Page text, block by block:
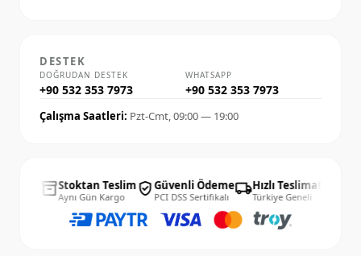
DESTEK
DOĞRUDAN DESTEK
+90 532 353 7973
WHATSAPP
+90 532 353 7973
Çalışma Saatleri: Pzt-Cmt, 09:00 — 19:00
inventory_2Stoktan Teslim
Aynı Gün Kargo verified_userGüvenli Ödeme
PCI DSS Sertifikalı local_shippingHızlı Teslimat
Türkiye Geneli